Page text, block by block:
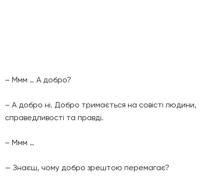
– Ммм … А добро?
– А добро ні. Добро тримається на совісті людини,
справедливості та правді.
– Ммм …
— Знаєш, чому добро зрештою перемагає?